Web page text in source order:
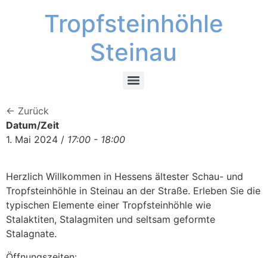
Tropfsteinhöhle
Steinau
← Zurück
Datum/Zeit
1. Mai 2024 / 17:00 - 18:00
Herzlich Willkommen in Hessens ältester Schau- und
Tropfsteinhöhle in Steinau an der Straße. Erleben Sie die
typischen Elemente einer Tropfsteinhöhle wie
Stalaktiten, Stalagmiten und seltsam geformte
Stalagnate.